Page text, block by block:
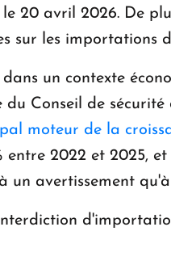
20 avril 2026. De
sur les importations
un contexte
du Conseil de
moteur de la
entre 2022 et 2025,
un avertissement